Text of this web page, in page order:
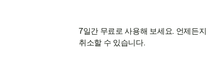
7일간 무료로 사용해 보세요. 언제든지
취소할 수 있습니다.